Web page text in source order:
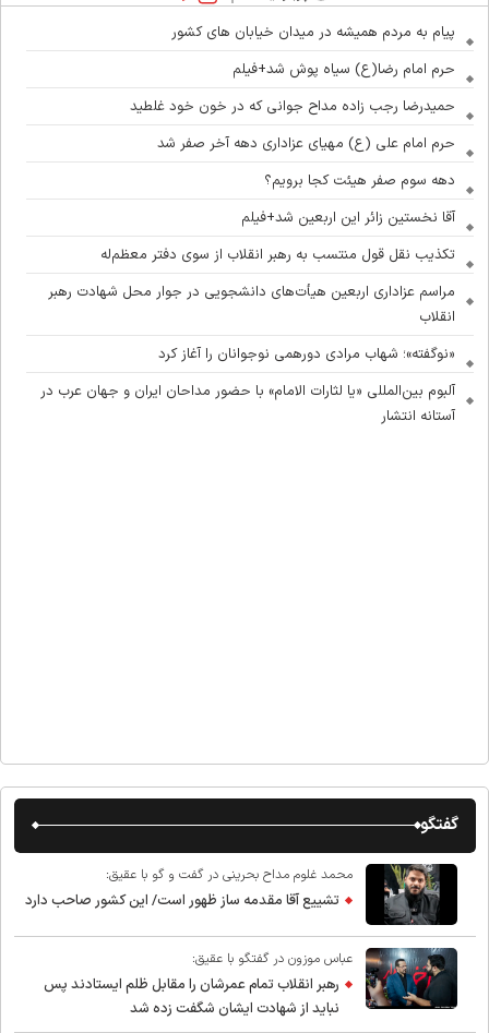
پیام به مردم همیشه در میدان خیابان های کشور
حرم امام رضا(ع) سیاه پوش شد+فیلم
حمیدرضا رجب زاده مداح جوانی که در خون خود غلطید
حرم امام علی (ع) مهیای عزاداری دهه آخر صفر شد
دهه سوم صفر هیئت کجا برویم؟
آقا نخستین زائر این اربعین شد+فیلم
تکذیب نقل قول منتسب به رهبر انقلاب از سوی دفتر معظم‌له
مراسم عزاداری اربعین هیأت‌های دانشجویی در جوار محل شهادت رهبر
انقلاب
«نوگفته»؛ شهاب مرادی دورهمی نوجوانان را آغاز کرد
آلبوم بین‌المللی «یا لثارات الامام» با حضور مداحان ایران و جهان عرب در
آستانه انتشار
گفتگو
محمد غلوم مداح بحرینی در گفت و گو با عقیق:
تشییع آقا مقدمه ساز ظهور است/ این کشور صاحب دارد
عباس موزون در گفتگو با عقیق:
رهبر انقلاب تمام عمرشان را مقابل ظلم ایستادند پس
نباید از شهادت ایشان شگفت زده شد